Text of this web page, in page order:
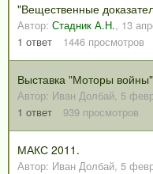
"Вещественные
Автор: Стадник А.Н., 13
1 ответ 1446 просмотров
Выставка "Моторы
Автор: Иван Долбай, 5
1 ответ 939 просмотров
МАКС 2011.
Автор: Иван Долбай, 5